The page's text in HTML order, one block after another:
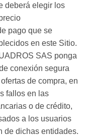
deberá elegir los
pago que se
en este Sitio.
SAS ponga
conexión segura
de compra, en
fallos en las
o de crédito,
a los usuarios
de dichas entidades.